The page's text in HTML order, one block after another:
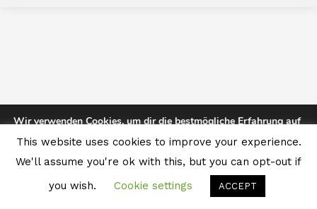
This website uses cookies to improve your experience.
We'll assume you're ok with this, but you can opt-out if
you wish.
Cookie settings ACCEPT
Wir verwenden Cookies, um dir die bestmögliche Erfahrung auf
Du kannst mehr darüber erfahren, welche Cookies wir
verwenden, oder sie unterEinstellungendeaktivieren.
Zustimmen Ablehnen